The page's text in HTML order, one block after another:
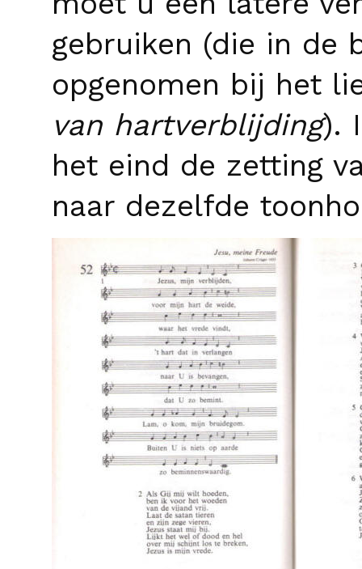
gebruiken (die in de
opgenomen bij het
van hartverblijding).
het eind de zetting
naar dezelfde